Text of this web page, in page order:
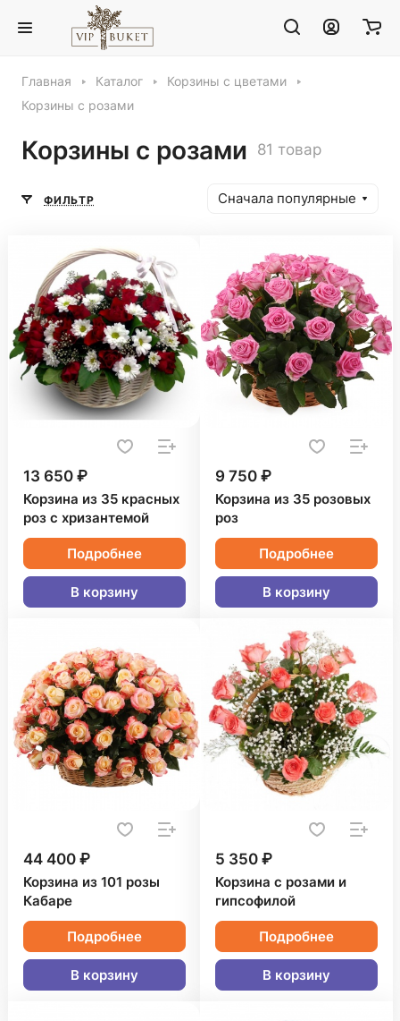
Главная Каталог
Корзины с цветами
Корзины с розами
Корзины с розами 81 товар
ФИЛЬТР Сначала популярные
13 650 ₽
Корзина из 35 красных
роз с хризантемой
Подробнее
В корзину
9 750 ₽
Корзина из 35 розовых
роз
Подробнее
В корзину
44 400 ₽
Корзина из 101 розы
Кабаре
Подробнее
В корзину
5 350 ₽
Корзина с розами и
гипсофилой
Подробнее
В корзину